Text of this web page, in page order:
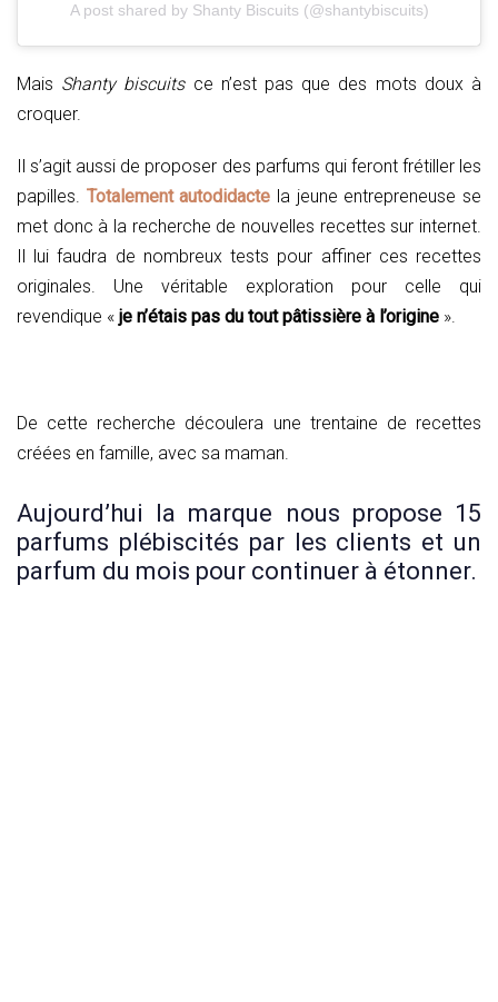
A post shared by Shanty Biscuits (@shantybiscuits)
Mais Shanty biscuits ce n’est pas que des mots doux à
croquer.
Il s’agit aussi de proposer des parfums qui feront frétiller les
papilles. Totalement autodidacte la jeune entrepreneuse se
met donc à la recherche de nouvelles recettes sur internet.
Il lui faudra de nombreux tests pour affiner ces recettes
originales. Une véritable exploration pour celle qui
revendique « je n’étais pas du tout pâtissière à l’origine ».
De cette recherche découlera une trentaine de recettes
créées en famille, avec sa maman.
Aujourd’hui la marque nous propose 15
parfums plébiscités par les clients et un
parfum du mois pour continuer à étonner.